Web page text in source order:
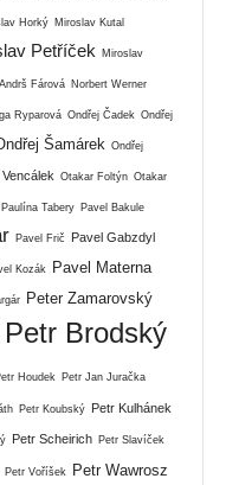
Horký Miroslav Kutal
Petříček Miroslav
Fárová Norbert Werner
Ryparová Ondřej Čadek Ondřej
Šamárek Ondřej
Otakar Foltýn Otakar
Paulína Tabery Pavel Bakule
Pavel Frič Pavel Gabzdyl
Kozák Pavel Materna
Peter Zamarovský
Petr Brodský
Houdek Petr Jan Juračka
Petr Koubský Petr Kulhánek
Petr Scheirich Petr Slavíček
Petr Voříšek
Petr Wawrosz